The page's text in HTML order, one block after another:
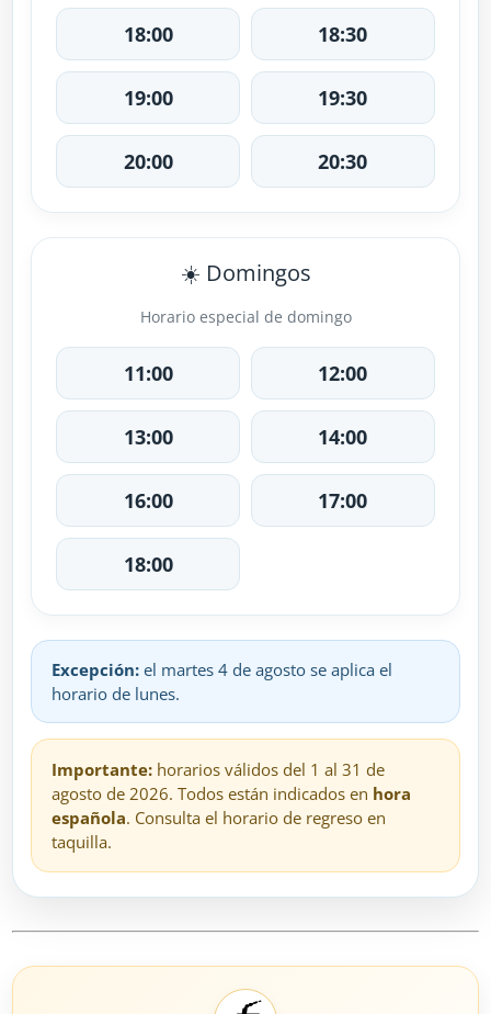
18:00 18:30
19:00 19:30
20:00 20:30
☀️ Domingos
Horario especial de domingo
11:00 12:00
13:00 14:00
16:00 17:00
18:00
Excepción: el martes 4 de agosto se aplica el
horario de lunes.
Importante: horarios válidos del 1 al 31 de
agosto de 2026. Todos están indicados en hora
española. Consulta el horario de regreso en
taquilla.